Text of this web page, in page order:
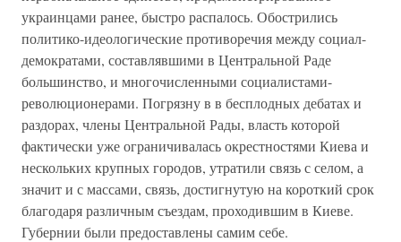
украинцами ранее, быстро распалось. Обострились
политико-идеологические противоречия между социал-
демократами, составлявшими в Центральной Раде
большинство, и многочисленными социалистами-
революционерами. Погрязну в в бесплодных дебатах и
раздорах, члены Центральной Рады, власть которой
фактически уже ограничивалась окрестностями Киева и
нескольких крупных городов, утратили связь с селом, а
значит и с массами, связь, достигнутую на короткий срок
благодаря различным съездам, проходившим в Киеве.
Губернии были предоставлены самим себе.